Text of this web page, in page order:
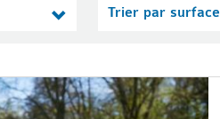
Trier par surface